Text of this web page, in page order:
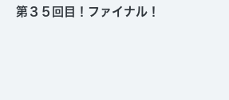
第３５回目！ファイナル！